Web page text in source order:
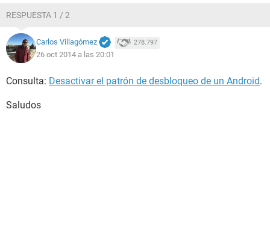
RESPUESTA 1 / 2
Carlos Villagómez 278.797
26 oct 2014 a las 20:01
Consulta: Desactivar el patrón de desbloqueo de un Android.
Saludos